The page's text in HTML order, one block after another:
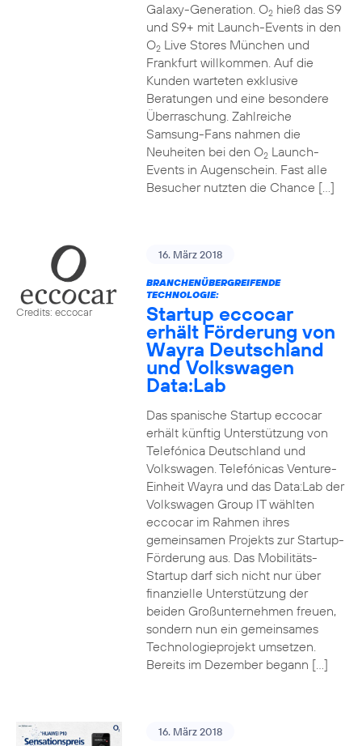
Galaxy-Generation. O2hieß das S9
und S9+ mit Launch-Events in den
O2Live Stores München und
Frankfurt willkommen. Auf die
Kunden warteten exklusive
Beratungen und eine besondere
Überraschung. Zahlreiche
Samsung-Fans nahmen die
Neuheiten bei den O2Launch-
Events in Augenschein. Fast alle
Besucher nutzten die Chance […]
Credits: eccocar
16. März 2018
BRANCHENÜBERGREIFENDE
TECHNOLOGIE:
Startup eccocar
erhält Förderung von
Wayra Deutschland
und Volkswagen
Data:Lab
Das spanische Startup eccocar
erhält künftig Unterstützung von
Telefónica Deutschland und
Volkswagen. Telefónicas Venture-
Einheit Wayra und das Data:Lab der
Volkswagen Group IT wählten
eccocar im Rahmen ihres
gemeinsamen Projekts zur Startup-
Förderung aus. Das Mobilitäts-
Startup darf sich nicht nur über
finanzielle Unterstützung der
beiden Großunternehmen freuen,
sondern nun ein gemeinsames
Technologieprojekt umsetzen.
Bereits im Dezember begann […]
16. März 2018